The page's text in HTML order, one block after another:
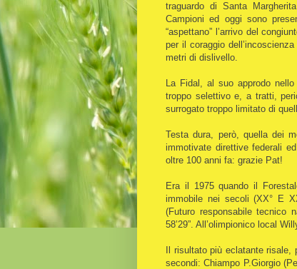
traguardo di Santa
Campioni ed oggi sono
“aspettano” l’arrivo del
per il coraggio
metri di dislivello.
La Fidal, al suo approdo
troppo selettivo e, a tratti,
surrogato troppo limitato di
Testa dura, però, quella dei
immotivate direttive federali
oltre 100 anni fa: grazie Pat!
Era il 1975 quando il
immobile nei secoli (XX° E
(Futuro responsabile tecnico
58’29”. All’olimpionico local
Il risultato più eclatante
secondi: Chiampo P.Giorgio